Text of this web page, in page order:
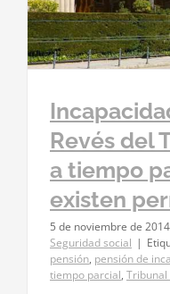
Revés del
a tiempo
existen
5 de noviembre de 2014
Seguridad social |
pensión, pensión de
tiempo parcial, Tribunal